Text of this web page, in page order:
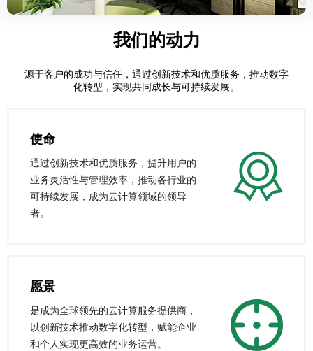
我们的动力
源于客户的成功与信任，通过创新技术和优质服务，推动数字
化转型，实现共同成长与可持续发展。
使命
通过创新技术和优质服务，提升用户的
业务灵活性与管理效率，推动各行业的
可持续发展，成为云计算领域的领导
者。
愿景
是成为全球领先的云计算服务提供商，
以创新技术推动数字化转型，赋能企业
和个人实现更高效的业务运营。